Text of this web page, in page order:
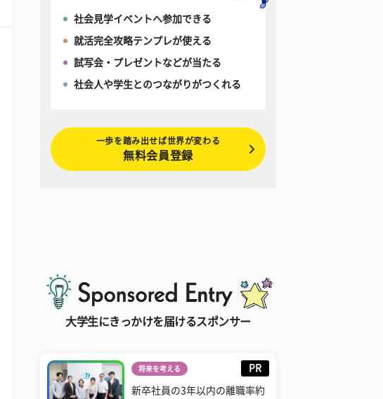
社会見学イベントへ参加できる
就活完全攻略テンプレが使える
試写会・プレゼントなどが当たる
社会人や学生とのつながりがつくれる
一歩を踏み出せば世界が変わる
無料会員登録
大学生にきっかけを届けるスポンサー
将来を考える PR
新卒社員の3年以内の離職率約